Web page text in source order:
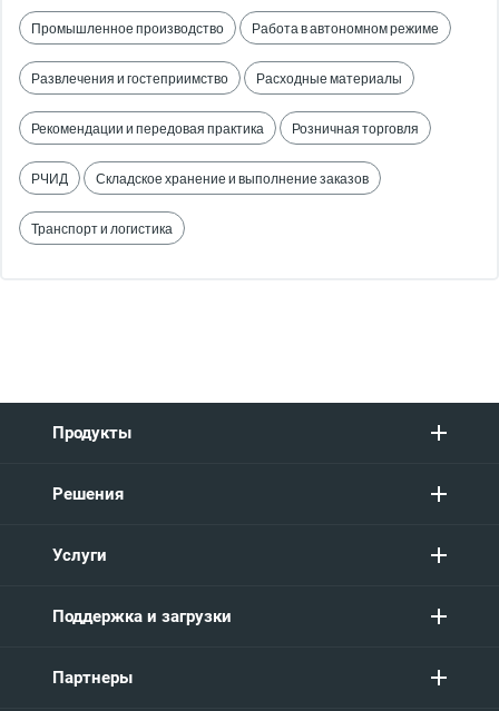
Промышленное производство Работа в автономном режиме
Развлечения и гостеприимство Расходные материалы
Рекомендации и передовая практика Розничная торговля
РЧИД Складское хранение и выполнение заказов
Транспорт и логистика
Продукты
Решения
Услуги
Поддержка и загрузки
Партнеры